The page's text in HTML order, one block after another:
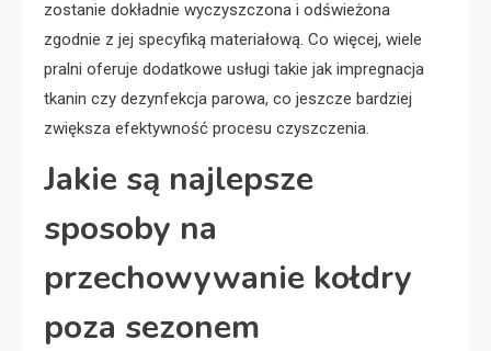
zostanie dokładnie wyczyszczona i odświeżona
zgodnie z jej specyfiką materiałową. Co więcej, wiele
pralni oferuje dodatkowe usługi takie jak impregnacja
tkanin czy dezynfekcja parowa, co jeszcze bardziej
zwiększa efektywność procesu czyszczenia.
Jakie są najlepsze
sposoby na
przechowywanie kołdry
poza sezonem